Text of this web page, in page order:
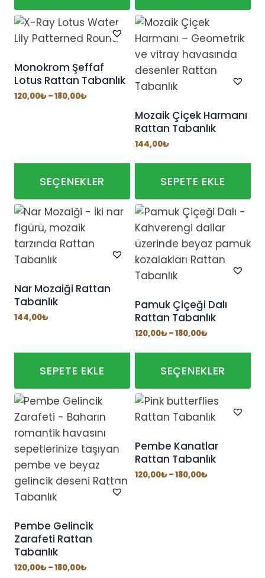
Monokrom Şeffaf
Lotus Rattan Tabanlık
120,00₺–180,00₺Fiyat
SEÇENEKLER
Bu
ürünün
birden
fazla
var.
Seçenekler
ürün
seçilebilir
Mozaik Çiçek Harmanı
Rattan Tabanlık
144,00₺
SEPETE EKLE
Nar Mozaiği Rattan
Tabanlık
144,00₺
SEPETE EKLE
Pamuk Çiçeği Dalı
Rattan Tabanlık
120,00₺–180,00₺Fiyat
120,00₺
180,00₺
SEÇENEKLER
Bu
ürünün
fazla
varyasyonu
var.
Pembe Gelincik
Zarafeti Rattan
Tabanlık
120,00₺–180,00₺Fiyat
Pembe Kanatlar
Rattan Tabanlık
120,00₺–180,00₺Fiyat